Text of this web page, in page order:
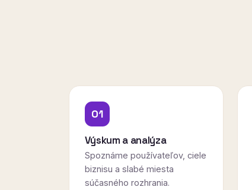
01
Výskum a analýza
Spoznáme používateľov, ciele
biznisu a slabé miesta
súčasného rozhrania.